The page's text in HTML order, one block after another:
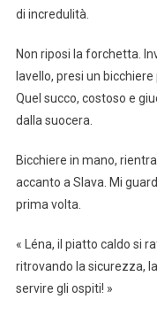
di incredulità.
Non riposi la forchetta.
lavello, presi un
Quel succo, costoso e
dalla suocera.
Bicchiere in mano,
accanto a Slava. Mi
prima volta.
« Léna, il piatto caldo si
ritrovando la sicurezza,
servire gli ospiti! »